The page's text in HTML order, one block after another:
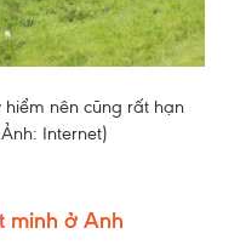
nên cũng rất hạn
Internet)
minh ở Anh